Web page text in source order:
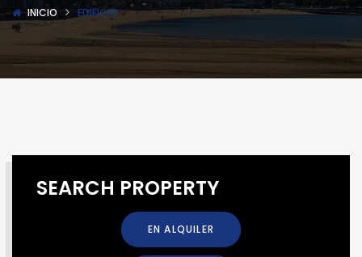
INICIO EDIFICIO
SEARCH PROPERTY
EN ALQUILER